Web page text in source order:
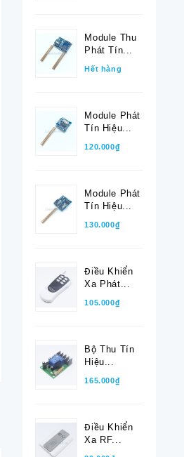
Module Thu
Phát Tín...
Hết hàng
Module Phát
Tín Hiệu...
120.000₫
Module Phát
Tín Hiệu...
130.000₫
Điều Khiển
Xa Phát...
105.000₫
Bộ Thu Tín
Hiệu...
165.000₫
Điều Khiển
Xa RF...